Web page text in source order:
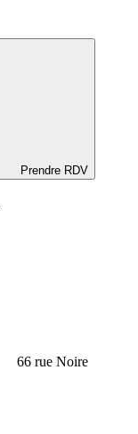
Prendre RDV
66 rue Noire